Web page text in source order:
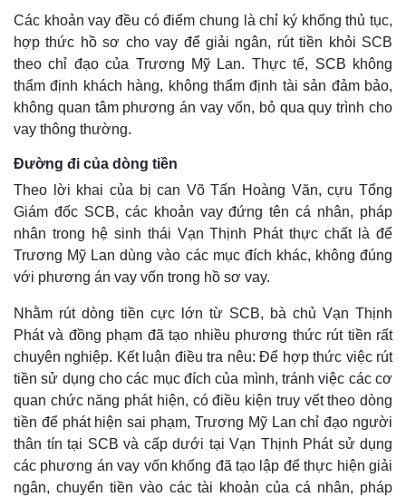
Kinh tế
Bất động sản
Khởi nghiệp
Thị trường
Giá vàng
Tiêu dùng
Tỷ giá
Chứng khoán
Các khoản vay đều có điểm chung là chỉ ký khống thủ tục,
hợp thức hồ sơ cho vay để giải ngân, rút tiền khỏi SCB
theo chỉ đạo của Trương Mỹ Lan. Thực tế, SCB không
thẩm định khách hàng, không thẩm định tài sản đảm bảo,
không quan tâm phương án vay vốn, bỏ qua quy trình cho
vay thông thường.
Đường đi của dòng tiền
Theo lời khai của bị can Võ Tấn Hoàng Văn, cựu Tổng
Giám đốc SCB, các khoản vay đứng tên cá nhân, pháp
nhân trong hệ sinh thái Vạn Thịnh Phát thực chất là để
Trương Mỹ Lan dùng vào các mục đích khác, không đúng
với phương án vay vốn trong hồ sơ vay.
Nhằm rút dòng tiền cực lớn từ SCB, bà chủ Vạn Thịnh
Phát và đồng phạm đã tạo nhiều phương thức rút tiền rất
chuyên nghiệp. Kết luận điều tra nêu: Để hợp thức việc rút
tiền sử dụng cho các mục đích của mình, tránh việc các cơ
quan chức năng phát hiện, có điều kiện truy vết theo dòng
tiền để phát hiện sai phạm, Trương Mỹ Lan chỉ đạo người
thân tín tại SCB và cấp dưới tại Vạn Thịnh Phát sử dụng
các phương án vay vốn khống đã tạo lập để thực hiện giải
ngân, chuyển tiền vào các tài khoản của cá nhân, pháp